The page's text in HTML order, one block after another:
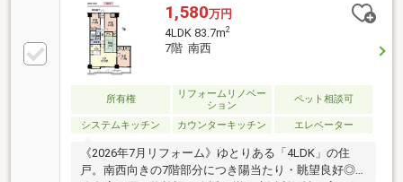
1,580万円
4LDK 83.7m2
7階 南西
所有権
リフォームリノベー
ション
ペット相談可
システムキッチン カウンターキッチン エレベーター
《2026年7月リフォーム》ゆとりある「4LDK」の住
戸。南西向きの7階部分につき陽当たり・眺望良好◎